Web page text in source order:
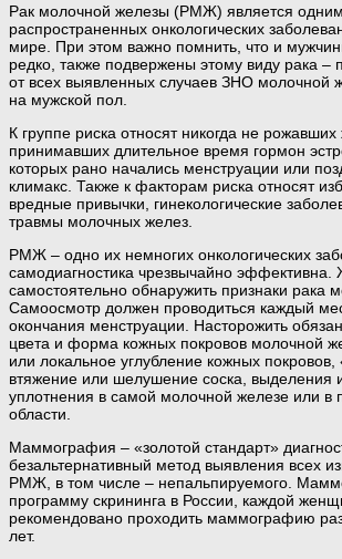
Рак молочной железы (РМЖ) является
распространенных онкологических
мире. При этом важно помнить, что и
редко, также подвержены этому виду рака –
от всех выявленных случаев ЗНО молочной
на мужской пол.
К группе риска относят никогда не
принимавших длительное время гормон
которых рано начались менструации или
климакс. Также к факторам риска относят
вредные привычки, гинекологические
травмы молочных желез.
РМЖ – одно их немногих онкологических
самодиагностика чрезвычайно
самостоятельно обнаружить признаки рака
Самоосмотр должен проводиться каждый
окончания менструации. Насторожить
цвета и форма кожных покровов молочной
или локальное углубление кожных покровов,
втяжение или шелушение соска, выделения
уплотнения в самой молочной железе или
области.
Маммография – «золотой стандарт»
безальтернативный метод выявления всех
РМЖ, в том числе – непальпируемого.
программу скрининга в России, каждой
рекомендовано проходить маммографию
лет.